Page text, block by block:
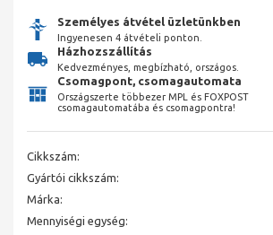
Személyes átvétel üzletünkben
Ingyenesen 4 átvételi ponton.
Házhozszállítás
Kedvezményes, megbízható, országos.
Csomagpont, csomagautomata
Országszerte többezer MPL és FOXPOST
csomagautomatába és csomagpontra!
Cikkszám:
Gyártói cikkszám:
Márka:
Mennyiségi egység: